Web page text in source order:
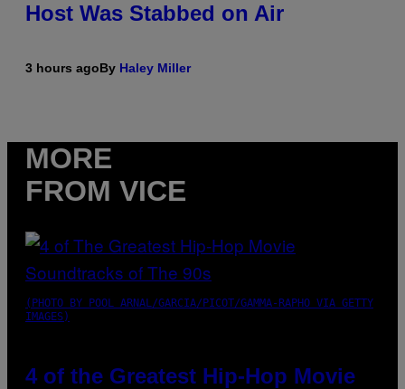
Host Was Stabbed on Air
3 hours agoBy Haley Miller
MORE
FROM VICE
(PHOTO BY POOL ARNAL/GARCIA/PICOT/GAMMA-RAPHO VIA GETTY
IMAGES)
4 of the Greatest Hip-Hop Movie